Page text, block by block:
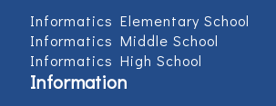
Informatics Elementary School
Informatics Middle School
Informatics High School
Information